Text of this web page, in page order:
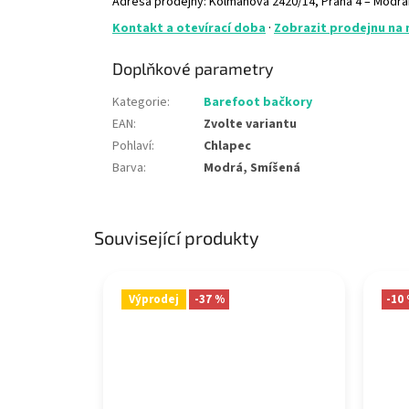
Související produkty
Výprodej -37 % -10
Kontakt a otevírací doba · Zobrazit prodejnu na
Doplňkové parametry
Kategorie:
Barefoot bačkory
EAN:
Zvolte variantu
Pohlaví:
Chlapec
Barva: Modrá, Smíšená